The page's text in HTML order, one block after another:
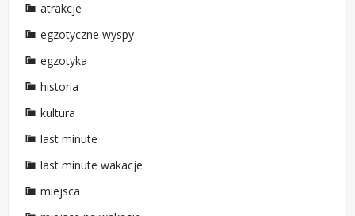
atrakcje
egzotyczne wyspy
egzotyka
historia
kultura
last minute
last minute wakacje
miejsca